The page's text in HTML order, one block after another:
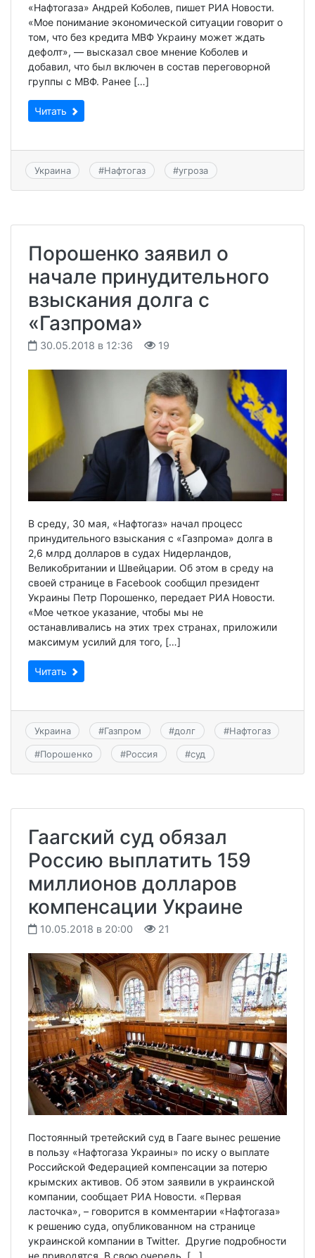
«Нафтогаза» Андрей Коболев, пишет РИА Новости.
«Мое понимание экономической ситуации говорит о
том, что без кредита МВФ Украину может ждать
дефолт», — высказал свое мнение Коболев и
добавил, что был включен в состав переговорной
группы с МВФ. Ранее […]
Читать
Украина #Нафтогаз #угроза
Порошенко заявил о
начале принудительного
взыскания долга с
«Газпрома»
30.05.2018 в 12:36 19
В среду, 30 мая, «Нафтогаз» начал процесс
принудительного взыскания с «Газпрома» долга в
2,6 млрд долларов в судах Нидерландов,
Великобритании и Швейцарии. Об этом в среду на
своей странице в Facebook сообщил президент
Украины Петр Порошенко, передает РИА Новости.
«Мое четкое указание, чтобы мы не
останавливались на этих трех странах, приложили
максимум усилий для того, […]
Читать
Украина #Газпром #долг #Нафтогаз
#Порошенко #Россия #суд
Гаагский суд обязал
Россию выплатить 159
миллионов долларов
компенсации Украине
10.05.2018 в 20:00 21
Постоянный третейский суд в Гааге вынес решение
в пользу «Нафтогаза Украины» по иску о выплате
Российской Федерацией компенсации за потерю
крымских активов. Об этом заявили в украинской
компании, сообщает РИА Новости. «Первая
ласточка», – говорится в комментарии «Нафтогаза»
к решению суда, опубликованном на странице
украинской компании в Twitter. Другие подробности
не приводятся. В свою очередь, […]